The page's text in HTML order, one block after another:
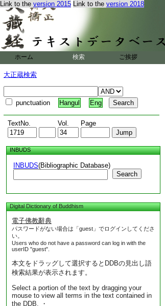
Link to the version 2015 Link to the version 2018
ホーム 検索 ご挨拶
大正蔵検索
punctuation Hangul Eng
TextNo. Vol. Page
INBUDS
INBUDS(Bibliographic Database)
Search
Digital Dictionary of Buddhism
電子佛教辭典
パスワードがない場合は「guest」でログインしてくださ
い。
Users who do not have a password can log in with the
userID "guest".
本文をドラッグして選択するとDDBの見出し語
検索結果が表示されます。
Select a portion of the text by dragging your
mouse to view all terms in the text contained in
the DDB. ・